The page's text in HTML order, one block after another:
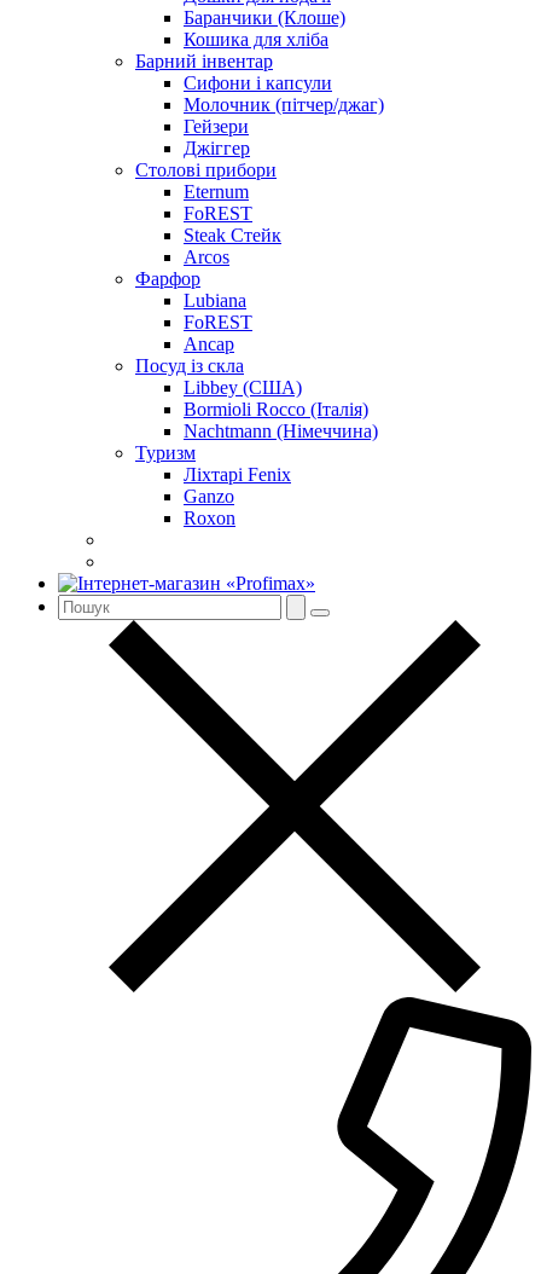
Баранчики (Клоше)
Кошика для хліба
Барний інвентар
Сифони і капсули
Молочник (пітчер/джаг)
Гейзери
Джіггер
Столові прибори
Eternum
FoREST
Steak Стейк
Arcos
Фарфор
Lubiana
FoREST
Ancap
Посуд із скла
Libbey (США)
Bormioli Rocco (Італія)
Nachtmann (Німеччина)
Туризм
Ліхтарі Fenix
Ganzo
Roxon